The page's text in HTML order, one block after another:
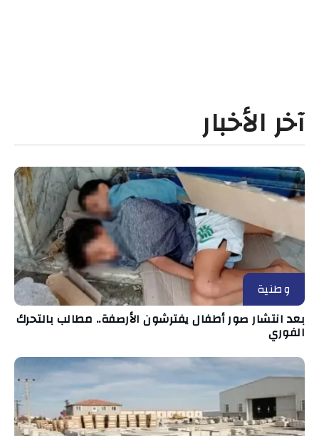
آخر الأخبار
وطنية
بعد انتشار صور أطفال يفترشون الأرصفة.. مطالب بالتحرك
الفوري